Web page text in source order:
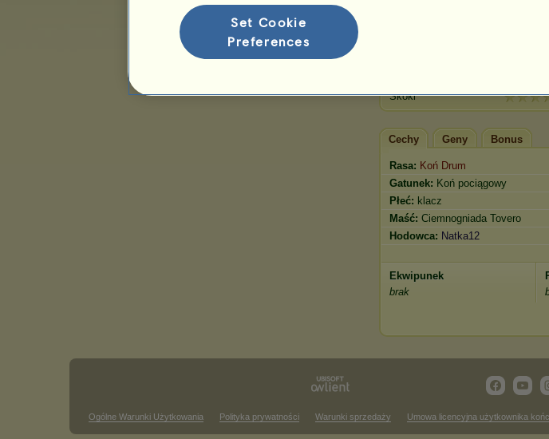
Skoki
Cechy Geny Bonus
Rasa: Koń Drum
Gatunek: Koń pociągowy
Płeć: klacz
Maść: Ciemnogniada Tovero
Hodowca: Natka12
Ekwipunek
brak
Ogólne Warunki Użytkowania Polityka prywatności Warunki sprzedaży Umowa licencyjna użytkownika
Set Cookie
Preferences